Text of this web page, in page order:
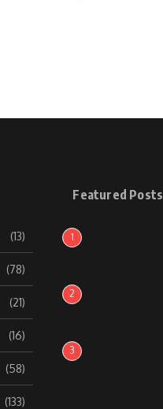
(13)
(78)
(21)
(16)
(58)
(133)
Featured Posts
1
2
3